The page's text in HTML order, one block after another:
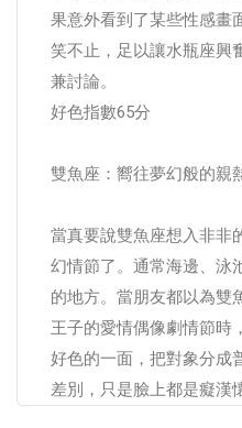
果意外看到了某些性感畫
笑不止，足以讓水瓶座興
兼討論。
好色指數65分
雙魚座：嚮往夢幻般的親
當真要說雙魚座想入非非
幻情節了。通常海邊、泳
的地方。當朋友都以為雙
王子的愛情偶像劇情節時
好色的一面，把對象分成
差別，只是臉上都是癡漢